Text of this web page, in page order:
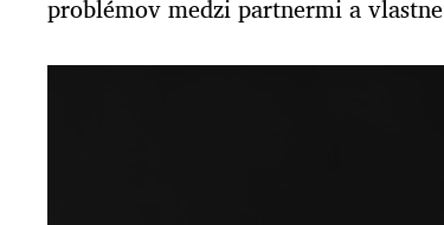
problémov medzi partnermi a